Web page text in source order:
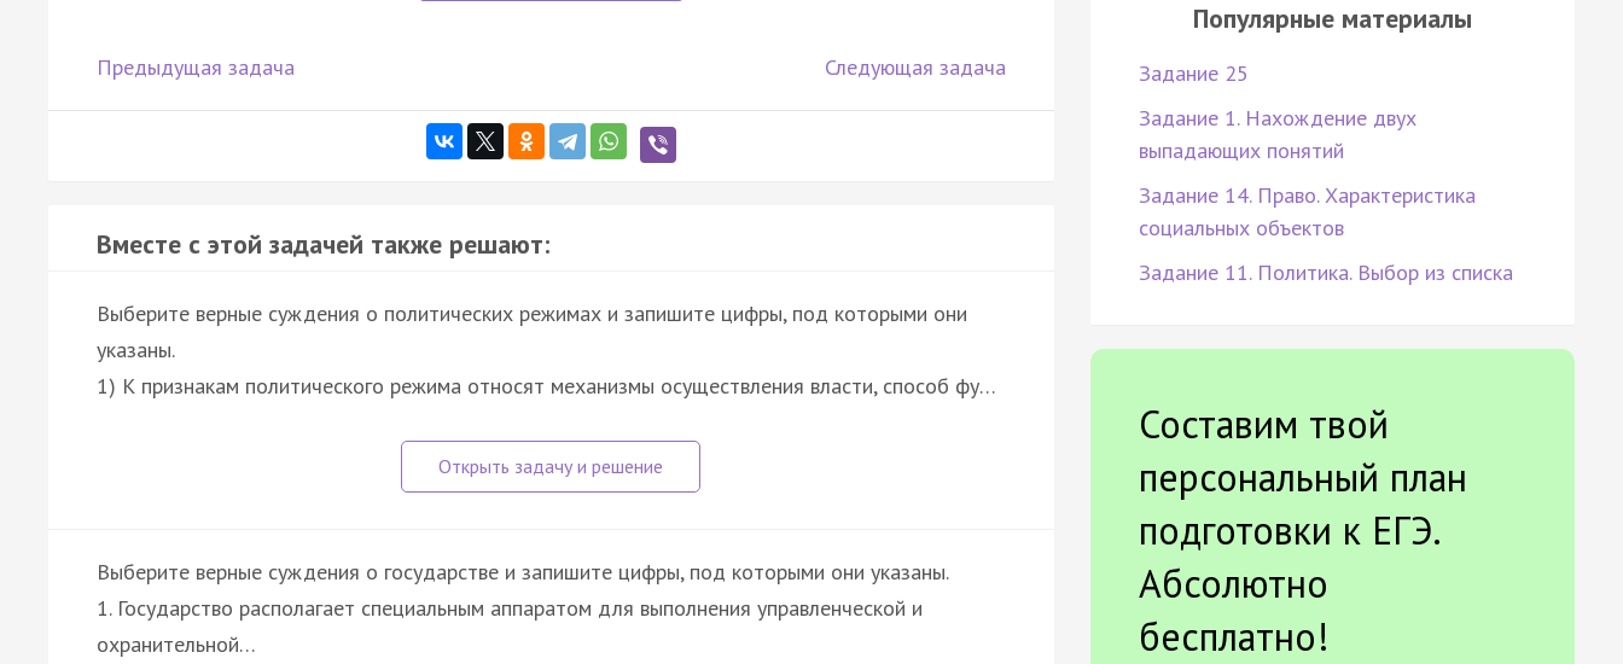
Предыдущая задача Следующая задача
Вместе с этой задачей также решают:
Выберите верные суждения о политических режимах и запишите цифры, под которыми они
указаны.
1) К признакам политического режима относят механизмы осуществления власти, способ фу…
Выберите верные суждения о государстве и запишите цифры, под которыми они указаны.
1. Государство располагает специальным аппаратом для выполнения управленческой и
охранительной…
Популярные материалы
Задание 25
Задание 1. Нахождение двух
выпадающих понятий
Задание 14. Право. Характеристика
социальных объектов
Задание 11. Политика. Выбор из списка
Составим твой
персональный план
подготовки к ЕГЭ.
Абсолютно
бесплатно!